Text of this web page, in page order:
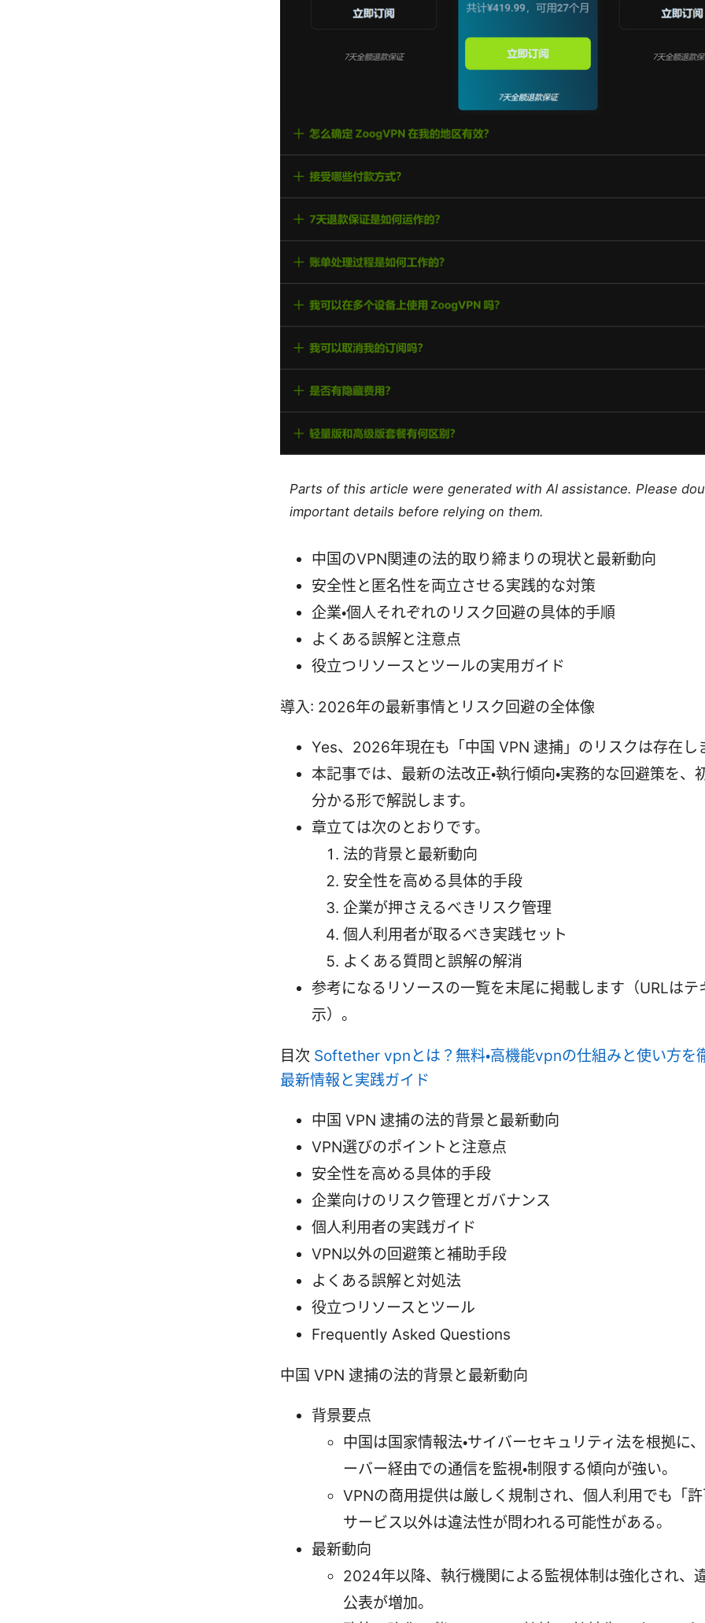
Parts of this article were generated with AI assistance. Please
important details before relying on them.
中国のVPN関連の法的取り締まりの現状と最新動向
安全性と匿名性を両立させる実践的な対策
企業・個人それぞれのリスク回避の具体的手順
よくある誤解と注意点
役立つリソースとツールの実用ガイド
導入: 2026年の最新事情とリスク回避の全体像
Yes、2026年現在も「中国 VPN 逮捕」のリスクは存在し
本記事では、最新の法改正・執行傾向・実務的な回避策を、
分かる形で解説します。
章立ては次のとおりです。
法的背景と最新動向
安全性を高める具体的手段
企業が押さえるべきリスク管理
個人利用者が取るべき実践セット
よくある質問と誤解の解消
参考になるリソースの一覧を末尾に掲載します（URLはテ
示）。
目次 Softether vpnとは？無料・高機能vpnの仕組みと使い方を
最新情報と実践ガイド
中国 VPN 逮捕の法的背景と最新動向
VPN選びのポイントと注意点
安全性を高める具体的手段
企業向けのリスク管理とガバナンス
個人利用者の実践ガイド
VPN以外の回避策と補助手段
よくある誤解と対処法
役立つリソースとツール
Frequently Asked Questions
中国 VPN 逮捕の法的背景と最新動向
背景要点
中国は国家情報法・サイバーセキュリティ法を根拠に
ーバー経由での通信を監視・制限する傾向が強い。
VPNの商用提供は厳しく規制され、個人利用でも「許
サービス以外は違法性が問われる可能性がある。
最新動向
2024年以降、執行機関による監視体制は強化され、
公表が増加。